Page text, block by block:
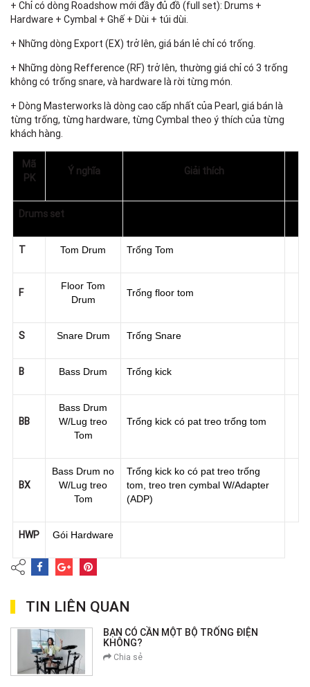
+ Chỉ có dòng Roadshow mới đầy đủ đồ (full set): Drums +
Hardware + Cymbal + Ghế + Dùi + túi dùi.
+ Những dòng Export (EX) trở lên, giá bán lẻ chỉ có trống.
+ Những dòng Refference (RF) trở lên, thường giá chỉ có 3 trống
không có trống snare, và hardware là rời từng món.
+ Dòng Masterworks là dòng cao cấp nhất của Pearl, giá bán là
từng trống, từng hardware, từng Cymbal theo ý thích của từng
khách hàng.
Mã
PK
Ý nghĩa Giải thích
Drums set
T Tom Drum Trống Tom
F
Floor Tom
Drum
Trống floor tom
S Snare Drum Trống Snare
B Bass Drum Trống kick
BB
Bass Drum
W/Lug treo
Tom
Trống kick có pat treo trống tom
BX
Bass Drum no
W/Lug treo
Tom
Trống kick ko có pat treo trống
tom, treo tren cymbal W/Adapter
(ADP)
HWP Gói Hardware
TIN LIÊN QUAN
BẠN CÓ CẦN MỘT BỘ TRỐNG ĐIỆN
KHÔNG?
Chia sẻ